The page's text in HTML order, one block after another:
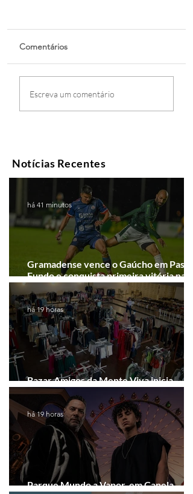
Comentários
Escreva um comentário
Notícias Recentes
Gramadense vence o Gaúcho em Passo
Fundo e conquista primeira vitória na
Série A2
há 41 minutos
Bazar Amigos da Mente Viva inicia
arrecadação em Gramado e Canela
há 19 horas
Parque Mundo a Vapor, em Canela,
há 19 horas